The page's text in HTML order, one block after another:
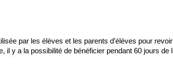
par les élèves et les parents d’élèves pour
il y a la possibilité de bénéficier pendant 60 jours